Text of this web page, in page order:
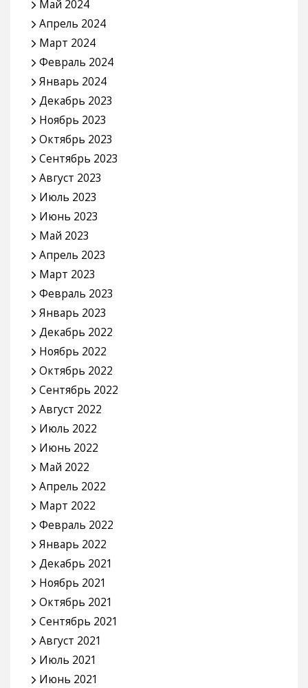
Май 2024
Апрель 2024
Март 2024
Февраль 2024
Январь 2024
Декабрь 2023
Ноябрь 2023
Октябрь 2023
Сентябрь 2023
Август 2023
Июль 2023
Июнь 2023
Май 2023
Апрель 2023
Март 2023
Февраль 2023
Январь 2023
Декабрь 2022
Ноябрь 2022
Октябрь 2022
Сентябрь 2022
Август 2022
Июль 2022
Июнь 2022
Май 2022
Апрель 2022
Март 2022
Февраль 2022
Январь 2022
Декабрь 2021
Ноябрь 2021
Октябрь 2021
Сентябрь 2021
Август 2021
Июль 2021
Июнь 2021